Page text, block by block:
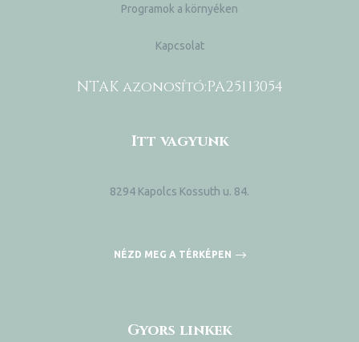
Programok a környéken
Kapcsolat
NTAK azonosító:PA25113054
Itt vagyunk
8294 Kapolcs Kossuth u. 84.
NÉZD MEG A TÉRKÉPEN
Gyors linkek